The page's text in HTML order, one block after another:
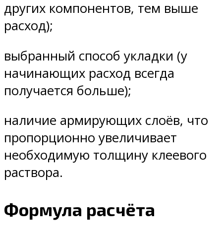
других компонентов, тем выше
расход);
выбранный способ укладки (у
начинающих расход всегда
получается больше);
наличие армирующих слоёв, что
пропорционно увеличивает
необходимую толщину клеевого
раствора.
Формула расчёта